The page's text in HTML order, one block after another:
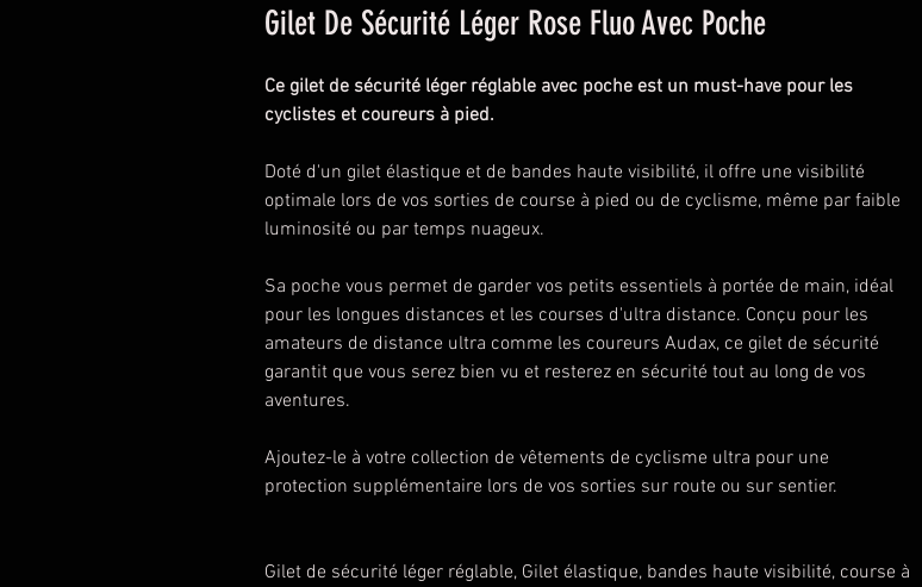
Gilet De Sécurité Léger Rose Fluo Avec Poche
Ce gilet de sécurité léger réglable avec poche est un must-have pour les
cyclistes et coureurs à pied.
Doté d'un gilet élastique et de bandes haute visibilité, il offre une visibilité
optimale lors de vos sorties de course à pied ou de cyclisme, même par faible
luminosité ou par temps nuageux.
Sa poche vous permet de garder vos petits essentiels à portée de main, idéal
pour les longues distances et les courses d'ultra distance. Conçu pour les
amateurs de distance ultra comme les coureurs Audax, ce gilet de sécurité
garantit que vous serez bien vu et resterez en sécurité tout au long de vos
aventures.
Ajoutez-le à votre collection de vêtements de cyclisme ultra pour une
protection supplémentaire lors de vos sorties sur route ou sur sentier.
Gilet de sécurité léger réglable, Gilet élastique, bandes haute visibilité, course à